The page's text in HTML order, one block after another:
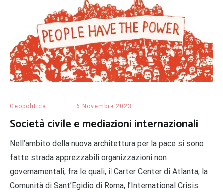
Geopolitica 6 Novembre 2023
Società civile e mediazioni internazionali
Nell’ambito della nuova architettura per la pace si sono
fatte strada apprezzabili organizzazioni non
governamentali, fra le quali, il Carter Center di Atlanta, la
Comunità di Sant’Egidio di Roma, l’International Crisis